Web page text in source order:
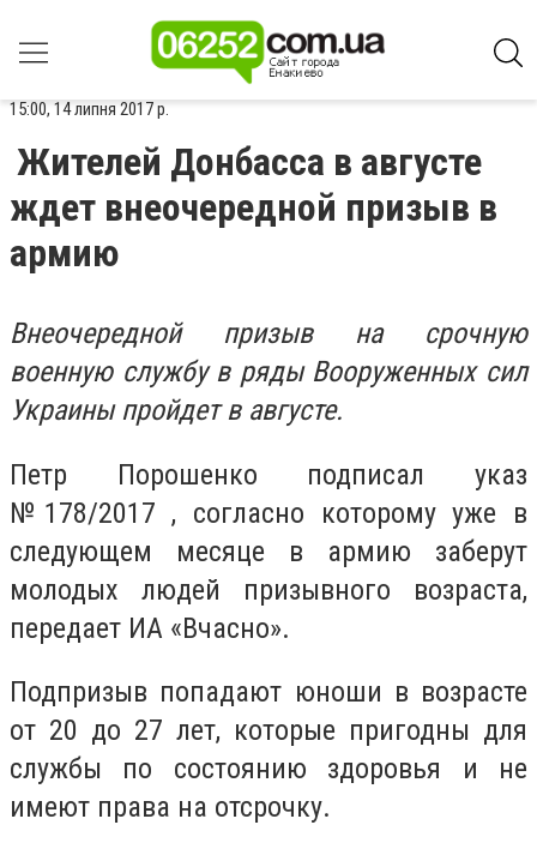
15:00, 14 липня 2017 р.
Жителей Донбасса в августе
ждет внеочередной призыв в
армию
Внеочередной призыв на срочную
военную службу в ряды Вооруженных сил
Украины пройдет в августе.
Петр Порошенко подписал указ
№178/2017 , согласно которому уже в
следующем месяце в армию заберут
молодых людей призывного возраста,
передает ИА «Вчасно».
Подпризыв попадают юноши в возрасте
от 20 до 27 лет, которые пригодны для
службы по состоянию здоровья и не
имеют права на отсрочку.